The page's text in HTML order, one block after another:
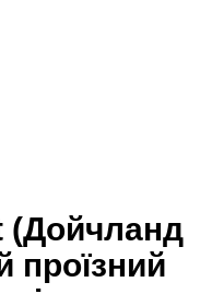
(Дойчланд
проїзний